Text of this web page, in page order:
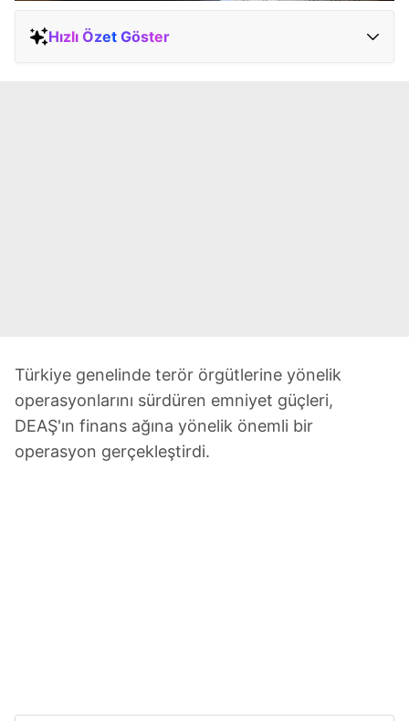
Hızlı Özet Göster
Türkiye genelinde terör örgütlerine yönelik
operasyonlarını sürdüren emniyet güçleri,
DEAŞ'ın finans ağına yönelik önemli bir
operasyon gerçekleştirdi.